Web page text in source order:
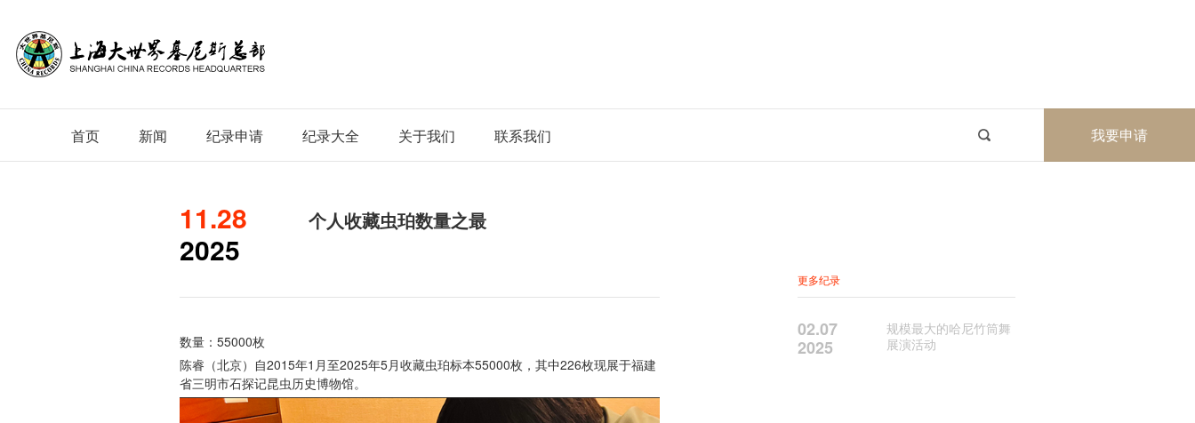
首页 新闻 纪录申请 纪录大全 关于我们 联系我们 我要申请
11.28
2025
个人收藏虫珀数量之最
数量：55000枚
陈睿（北京）自2015年1月至2025年5月收藏虫珀标本55000枚，其中226枚现展于福建
省三明市石探记昆虫历史博物馆。
更多纪录
02.07
2025
规模最大的哈尼竹筒舞
展演活动